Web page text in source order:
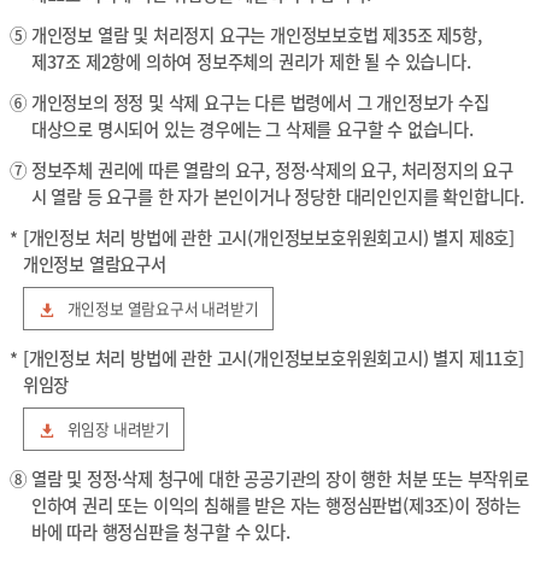
⑤ 개인정보 열람 및 처리정지 요구는 개인정보보호법 제35조 제5항,
제37조 제2항에 의하여 정보주체의 권리가 제한 될 수 있습니다.
⑥ 개인정보의 정정 및 삭제 요구는 다른 법령에서 그 개인정보가 수집
대상으로 명시되어 있는 경우에는 그 삭제를 요구할 수 없습니다.
⑦ 정보주체 권리에 따른 열람의 요구, 정정·삭제의 요구, 처리정지의 요구
시 열람 등 요구를 한 자가 본인이거나 정당한 대리인인지를 확인합니다.
* [개인정보 처리 방법에 관한 고시(개인정보보호위원회고시) 별지 제8호]
개인정보 열람요구서
개인정보 열람요구서 내려받기
* [개인정보 처리 방법에 관한 고시(개인정보보호위원회고시) 별지 제11호]
위임장
위임장 내려받기
⑧ 열람 및 정정·삭제 청구에 대한 공공기관의 장이 행한 처분 또는 부작위로
인하여 권리 또는 이익의 침해를 받은 자는 행정심판법(제3조)이 정하는
바에 따라 행정심판을 청구할 수 있다.